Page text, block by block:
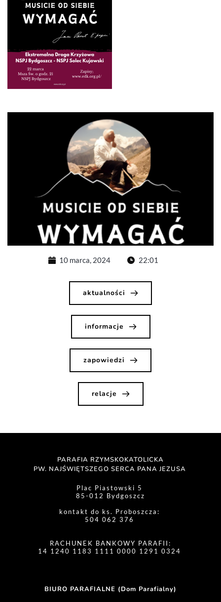
10 marca, 2024 22:01
aktualności
informacje
zapowiedzi
relacje
PARAFIA RZYMSKOKATOLICKA
PW. NAJŚWIĘTSZEGO SERCA PANA JEZUSA
Plac Piastowski 5
85-012 Bydgoszcz
kontakt do ks. Proboszcza:
504 062 376
RACHUNEK BANKOWY PARAFII:
14 1240 1183 1111 0000 1291 0324
BIURO PARAFIALNE (Dom Parafialny)